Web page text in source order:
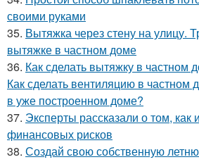
своими руками
35. Вытяжка через стену на улицу.
вытяжке в частном доме
36. Как сделать вытяжку в частном
Как сделать вентиляцию в частном
в уже построенном доме?
37. Эксперты рассказали о том, как
финансовых рисков
38. Создай свою собственную